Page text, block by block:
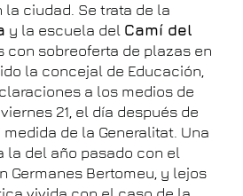
la ciudad. Se trata de la
y la escuela del Camí del
con sobreoferta de plazas en
la concejal de Educación,
a los medios de
21, el día después de
de la Generalitat. Una
la del año pasado con el
Germanes Bertomeu, y lejos